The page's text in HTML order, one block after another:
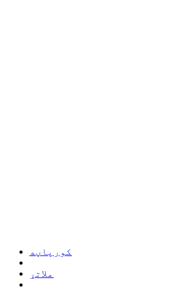
کورپاڼه
ملاتړ